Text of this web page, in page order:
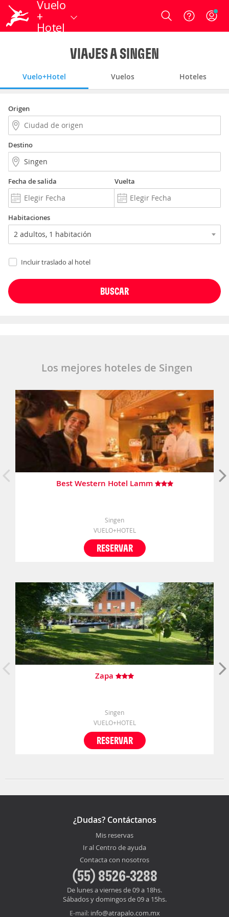
Vuelo
+
Hotel
Login
VIAJES A SINGEN
Vuelo+Hotel Vuelos Hoteles
Origen
Destino
Fecha de salida Vuelta
Habitaciones
Incluir traslado al hotel
Los mejores hoteles de Singen
Best Western Hotel Lamm
Singen
VUELO+HOTEL
RESERVAR
Zapa
Singen
VUELO+HOTEL
RESERVAR
¿Dudas? Contáctanos
Mis reservas
Ir al Centro de ayuda
Contacta con nosotros
(55) 8526-3288
De lunes a viernes de 09 a 18hs.
Sábados y domingos de 09 a 15hs.
E-mail: info@atrapalo.com.mx